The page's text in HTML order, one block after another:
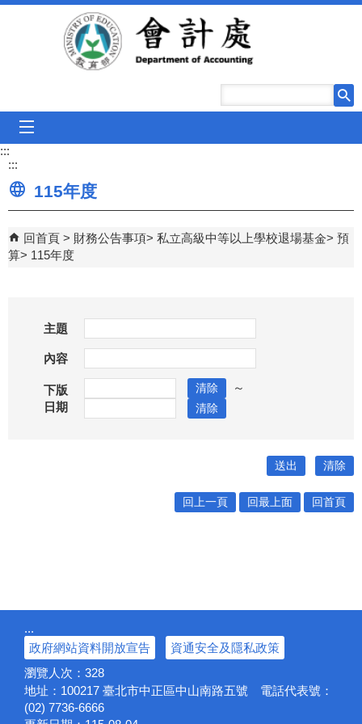
跳到主要內容區塊
:::
:::
115年度
回首頁 財務公告事項 私立高級中等以上學校退場基金
預
算
115年度
主題
內容
下版
日期
～
回上一頁 回最上面 回首頁
:::
政府網站資料開放宣告
資通安全及隱私政策
瀏覽人次： 328
地址：100217 臺北市中正區中山南路五號 電話代表號：
(02) 7736-6666